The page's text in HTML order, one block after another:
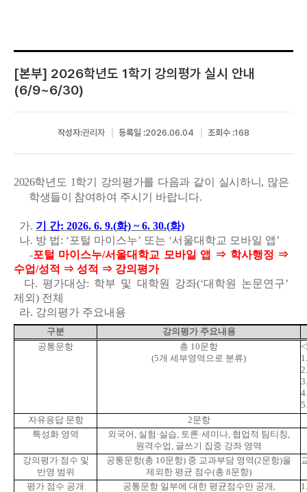
[본부] 2026학년도 1학기 강의평가 실시 안내
(6/9~6/30)
작성자:관리자 등록일 :2026.06.04 조회수 :168
2026학년도 1학기 강의평가를 다음과 같이 실시하니 , 많은
학생들이 참여하여 주시기 바랍니다.
가. 기 간: 2026. 6. 9.(화) ~ 6. 30.(화)
나. 방 법: ‘포털 마이스누’ 또는 ‘서울대학교 모바일 앱’
-포털 마이스누/서울대학교 모바일 앱 ⇒ 학사행정 ⇒
수업/성적 ⇒ 성적 ⇒ 강의평가
다. 평가대상: 학부 및 대학원 강좌(‘대학원 논문연구’
제외 ) 전체
라. 강의평가 주요내용
구분
강의평가 주요내용
공통문항
총 10문항
(5개 세부영역으로 분류)
자유응답 문항
2문항
특성화 영역
외국어 , 실험 ·실습, 토론·세미나, 협업적 팀티칭 ,
원격수업 , 글쓰기 집중 강좌 영역
강의평가 점수 및
반영 범위
공통문항(총 10문항) 중 교과부담 영역(2문항)을
제외한 평균 점수(총 8문항)
평가 점수 공개 공통문항 일부에 대한 평균점수만 공개 ,